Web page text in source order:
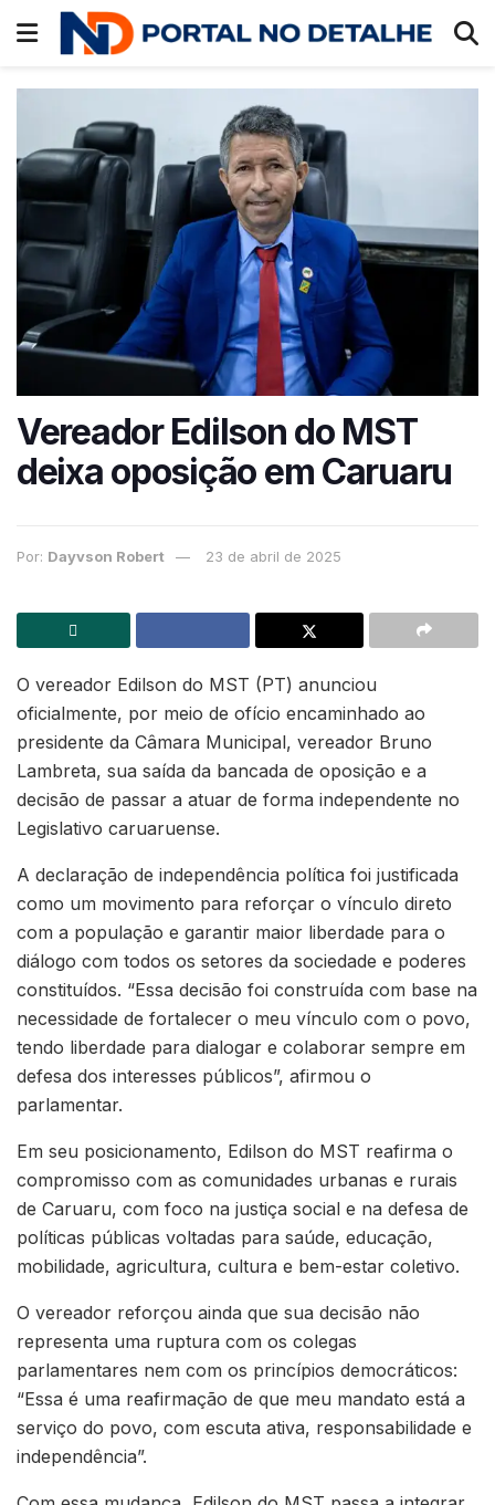
Vereador Edilson do MST
deixa oposição em Caruaru
Por: Dayvson Robert 23 de abril de 2025
O vereador Edilson do MST (PT) anunciou
oficialmente, por meio de ofício encaminhado ao
presidente da Câmara Municipal, vereador Bruno
Lambreta, sua saída da bancada de oposição e a
decisão de passar a atuar de forma independente no
Legislativo caruaruense.
A declaração de independência política foi justificada
como um movimento para reforçar o vínculo direto
com a população e garantir maior liberdade para o
diálogo com todos os setores da sociedade e poderes
constituídos. “Essa decisão foi construída com base na
necessidade de fortalecer o meu vínculo com o povo,
tendo liberdade para dialogar e colaborar sempre em
defesa dos interesses públicos”, afirmou o
parlamentar.
Em seu posicionamento, Edilson do MST reafirma o
compromisso com as comunidades urbanas e rurais
de Caruaru, com foco na justiça social e na defesa de
políticas públicas voltadas para saúde, educação,
mobilidade, agricultura, cultura e bem-estar coletivo.
O vereador reforçou ainda que sua decisão não
representa uma ruptura com os colegas
parlamentares nem com os princípios democráticos:
“Essa é uma reafirmação de que meu mandato está a
serviço do povo, com escuta ativa, responsabilidade e
independência”.